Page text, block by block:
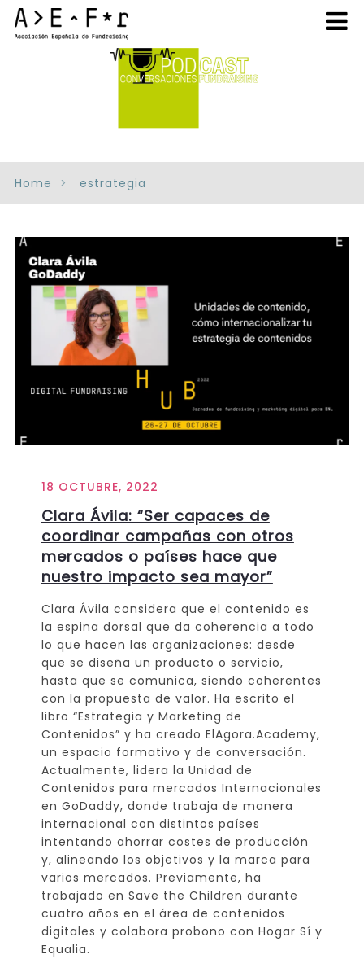
Home estrategia
18 OCTUBRE, 2022
Clara Ávila: “Ser capaces de
coordinar campañas con otros
mercados o países hace que
nuestro impacto sea mayor”
Clara Ávila considera que el contenido es
la espina dorsal que da coherencia a todo
lo que hacen las organizaciones: desde
que se diseña un producto o servicio,
hasta que se comunica, siendo coherentes
con la propuesta de valor. Ha escrito el
libro “Estrategia y Marketing de
Contenidos” y ha creado ElAgora.Academy,
un espacio formativo y de conversación.
Actualmente, lidera la Unidad de
Contenidos para mercados Internacionales
en GoDaddy, donde trabaja de manera
internacional con distintos países
intentando ahorrar costes de producción
y, alineando los objetivos y la marca para
varios mercados. Previamente, ha
trabajado en Save the Children durante
cuatro años en el área de contenidos
digitales y colabora probono con Hogar Sí y
Equalia.